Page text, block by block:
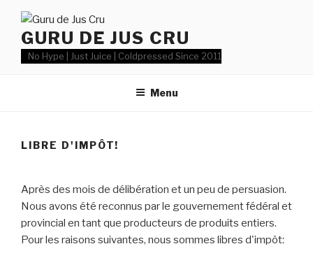
contenuGURU DE JUS CRU
No Hype | Just Juice | Coldpressed Since 2011
Menu
LIBRE D'IMPÔT!
Après des mois de délibération et un peu de persuasion.
Nous avons été reconnus par le gouvernement fédéral et
provincial en tant que producteurs de produits entiers.
Pour les raisons suivantes, nous sommes libres d'impôt: